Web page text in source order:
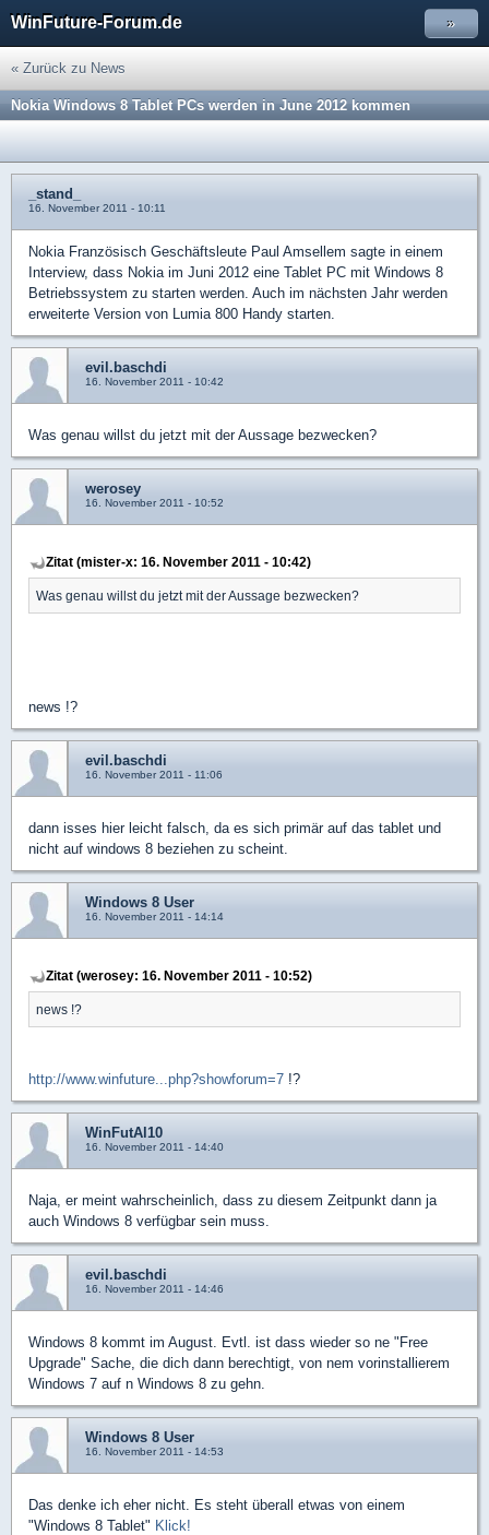
WinFuture-Forum.de »
« Zurück zu News
Nokia Windows 8 Tablet PCs werden in June 2012 kommen
_stand_
16. November 2011 - 10:11
Nokia Französisch Geschäftsleute Paul Amsellem sagte in einem
Interview, dass Nokia im Juni 2012 eine Tablet PC mit Windows 8
Betriebssystem zu starten werden. Auch im nächsten Jahr werden
erweiterte Version von Lumia 800 Handy starten.
evil.baschdi
16. November 2011 - 10:42
Was genau willst du jetzt mit der Aussage bezwecken?
werosey
16. November 2011 - 10:52
Zitat (mister-x: 16. November 2011 - 10:42)
Was genau willst du jetzt mit der Aussage bezwecken?
news !?
evil.baschdi
16. November 2011 - 11:06
dann isses hier leicht falsch, da es sich primär auf das tablet und
nicht auf windows 8 beziehen zu scheint.
Windows 8 User
16. November 2011 - 14:14
Zitat (werosey: 16. November 2011 - 10:52)
news !?
http://www.winfuture...php?showforum=7 !?
WinFutAl10
16. November 2011 - 14:40
Naja, er meint wahrscheinlich, dass zu diesem Zeitpunkt dann ja
auch Windows 8 verfügbar sein muss.
evil.baschdi
16. November 2011 - 14:46
Windows 8 kommt im August. Evtl. ist dass wieder so ne "Free
Upgrade" Sache, die dich dann berechtigt, von nem vorinstallierem
Windows 7 auf n Windows 8 zu gehn.
Windows 8 User
16. November 2011 - 14:53
Das denke ich eher nicht. Es steht überall etwas von einem
"Windows 8 Tablet" Klick!